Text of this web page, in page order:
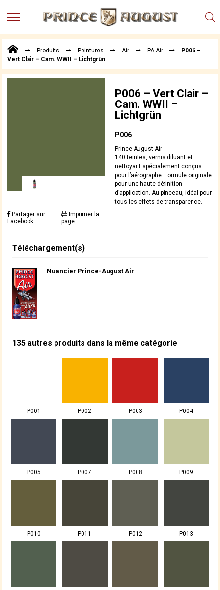
MENU
Points
de
Vente
Produits Peintures Air PA-Air
P006 –
Vert Clair – Cam. WWII – Lichtgrün
Partager sur
Facebook
Imprimer la
page
P006 – Vert Clair –
Cam. WWII –
Lichtgrün
P006
Prince August Air
140 teintes, vernis diluant et
nettoyant spécialement conçus
pour l’aérographe. Formule originale
pour une haute définition
d’application. Au pinceau, idéal pour
tous les effets de transparence.
Téléchargement(s)
Nuancier Prince-August Air
135 autres produits dans la même catégorie
P001 P002 P003 P004
P005 P007 P008 P009
P010 P011 P012 P013